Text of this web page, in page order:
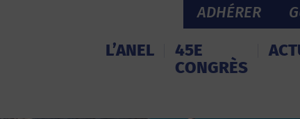
ADHÉRER
L’ANEL
45E
CONGRÈS